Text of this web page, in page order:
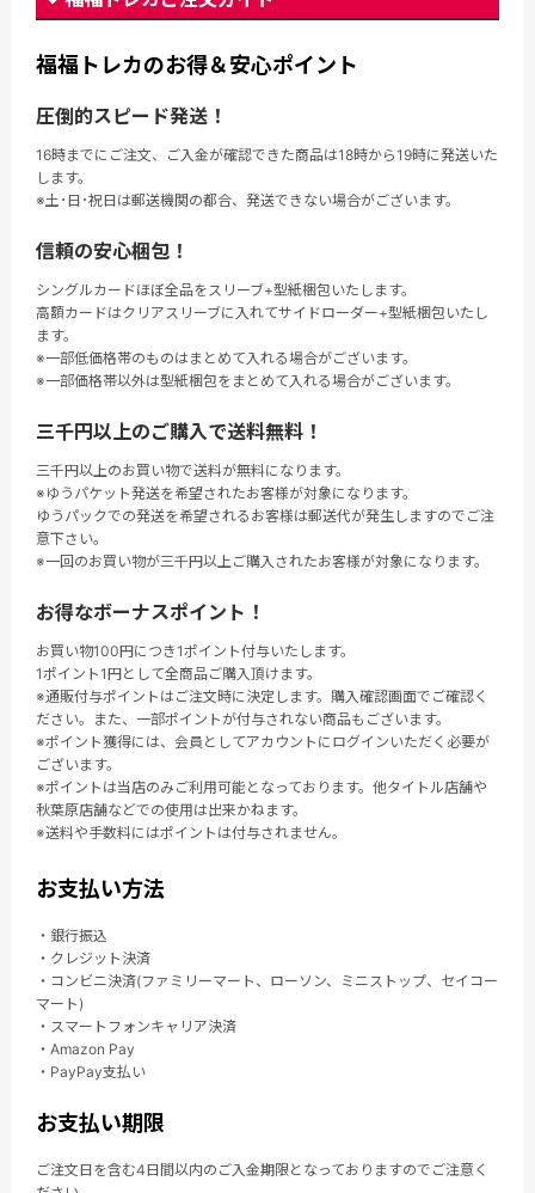
福福トレカのお得＆安心ポイント
圧倒的スピード発送！
16時までにご注文、ご入金が確認できた商品は18時から19時に発送いた
します。
※土･日･祝日は郵送機関の都合、発送できない場合がございます。
信頼の安心梱包！
シングルカードほぼ全品をスリーブ+型紙梱包いたします。
高額カードはクリアスリーブに入れてサイドローダー+型紙梱包いたし
ます。
※一部低価格帯のものはまとめて入れる場合がございます。
※一部価格帯以外は型紙梱包をまとめて入れる場合がございます。
三千円以上のご購入で送料無料！
三千円以上のお買い物で送料が無料になります。
※ゆうパケット発送を希望されたお客様が対象になります。
ゆうパックでの発送を希望されるお客様は郵送代が発生しますのでご注
意下さい。
※一回のお買い物が三千円以上ご購入されたお客様が対象になります。
お得なボーナスポイント！
お買い物100円につき1ポイント付与いたします。
1ポイント1円として全商品ご購入頂けます。
※通販付与ポイントはご注文時に決定します。購入確認画面でご確認く
ださい。また、一部ポイントが付与されない商品もございます。
※ポイント獲得には、会員としてアカウントにログインいただく必要が
ございます。
※ポイントは当店のみご利用可能となっております。他タイトル店舗や
秋葉原店舗などでの使用は出来かねます。
※送料や手数料にはポイントは付与されません。
お支払い方法
・銀行振込
・クレジット決済
・コンビニ決済(ファミリーマート、ローソン、ミニストップ、セイコー
マート)
・スマートフォンキャリア決済
・Amazon Pay
・PayPay支払い
お支払い期限
ご注文日を含む4日間以内のご入金期限となっておりますのでご注意く